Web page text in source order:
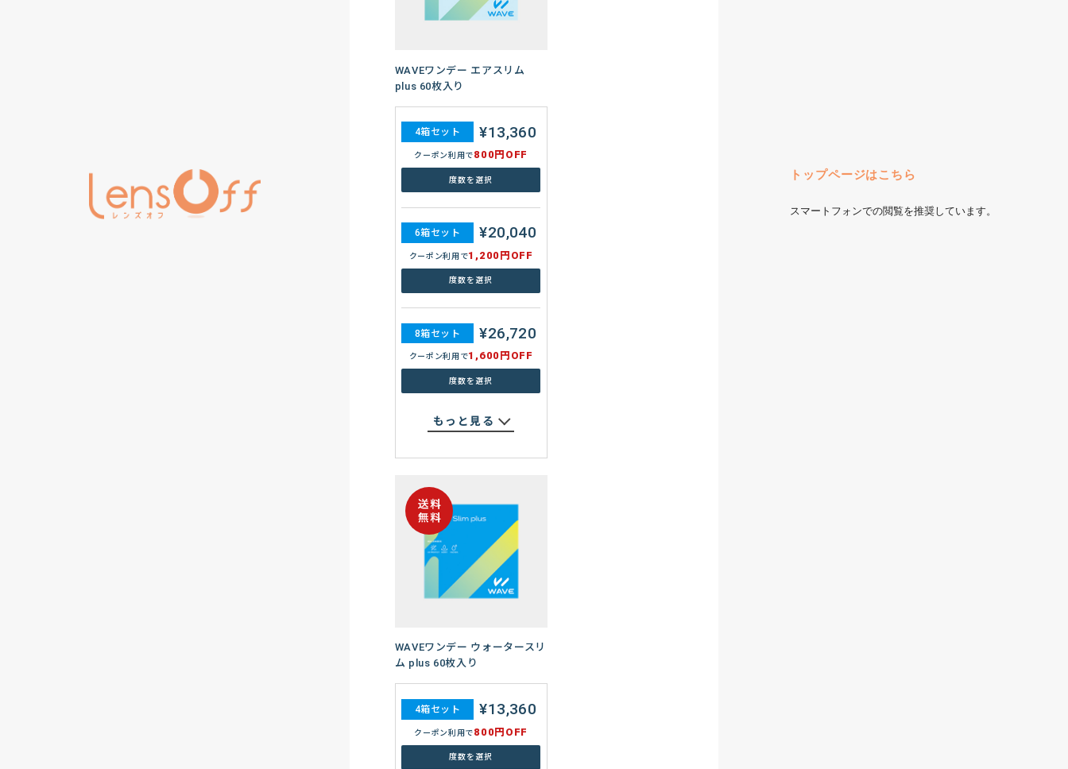
トップページはこちら
スマートフォンでの閲覧を推奨しています。
WAVEワンデー エアスリム
plus 60枚入り
4箱セット ¥13,360
クーポン利用で800円OFF
度数を選択
6箱セット ¥20,040
クーポン利用で1,200円OFF
度数を選択
8箱セット ¥26,720
クーポン利用で1,600円OFF
度数を選択
もっと見る
WAVEワンデー ウォータースリ
ム plus 60枚入り
4箱セット ¥13,360
クーポン利用で800円OFF
度数を選択
WAVEワンデー UV リング plus
ヴィヴィッドベール 30枚入り
4箱セット ¥8,600
度数を選択
6箱セット ¥12,840
度数を選択
8箱セット ¥17,040
度数を選択
ヘーゼルベール 30枚入り
4箱セット ¥8,600